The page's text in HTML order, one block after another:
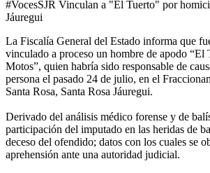
#VocesSJR Vinculan a "El Tuerto" por
Jáuregui
La Fiscalía General del Estado informa que
vinculado a proceso un hombre de apodo “El
Motos”, quien habría sido responsable de
persona el pasado 24 de julio, en el
Santa Rosa, Santa Rosa Jáuregui.
Derivado del análisis médico forense y de
participación del imputado en las heridas de
deceso del ofendido; datos con los cuales se
aprehensión ante una autoridad judicial.